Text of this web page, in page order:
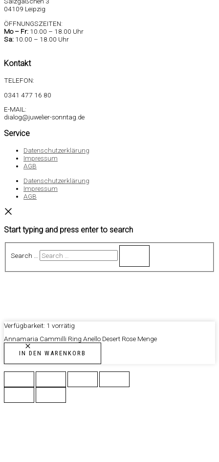
04109 Leipzig
ÖFFNUNGSZEITEN:
Mo – Fr: 10.00 – 18.00 Uhr
Sa: 10.00 – 18.00 Uhr
Kontakt
TELEFON:
0341 477 16 80
E-MAIL:
dialog@juwelier-sonntag.de
Service
Datenschutzerklärung
Impressum
AGB
Datenschutzerklärung
Impressum
AGB
Start typing and press enter to search
Search …
Verfügbarkeit: 1 vorrätig
Annamaria Cammilli Ring Anello Desert Rose Menge
IN DEN WARENKORB